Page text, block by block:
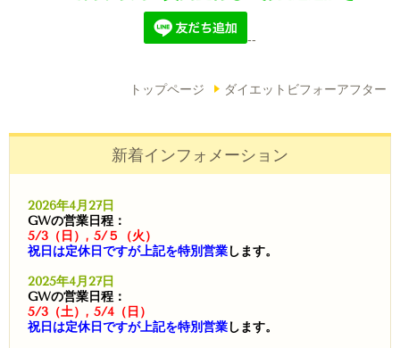
--
トップページ ダイエットビフォーアフター
新着インフォメーション
2026年4月27日
GWの営業日程：
5/3（日）, 5/５（火）
祝日は定休日ですが上記を特別営業します。
2025年4月27日
GWの営業日程：
5/3（土）, 5/4（日）
祝日は定休日ですが上記を特別営業します。